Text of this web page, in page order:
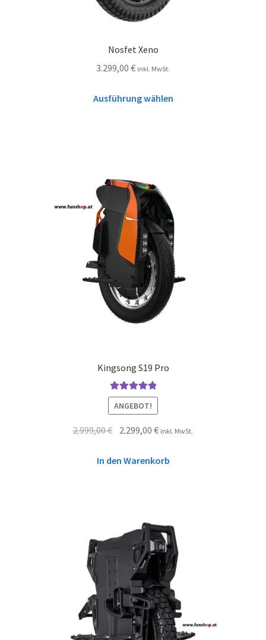
Nosfet Xeno
3.299,00 € inkl. MwSt.
Ausführung wählen
Kingsong S19 Pro
Bewertet mit
5.00von 5
ANGEBOT!
2.999,00€ 2.299,00€ inkl. MwSt.
In den Warenkorb